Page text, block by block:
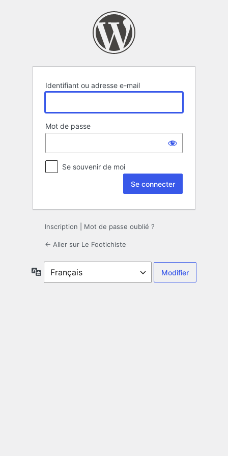
Identifiant ou adresse e-mail
Mot de passe
Se souvenir de moi
Inscription Mot de passe oublié ?
← Aller sur Le Footichiste
Langue